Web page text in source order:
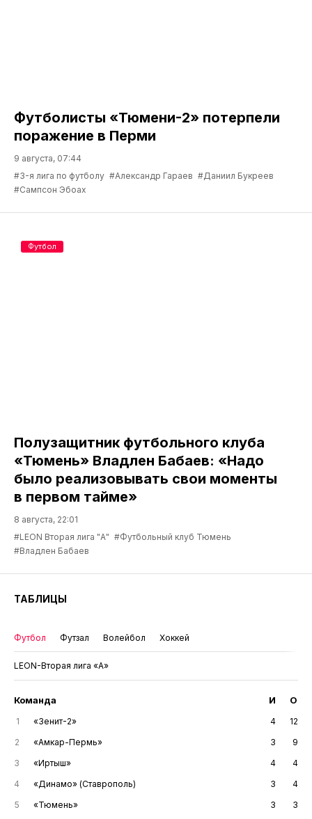
Футболисты «Тюмени-2» потерпели
поражение в Перми
9 августа, 07:44
#3-я лига по футболу #Александр Гараев #Даниил Букреев
#Сампсон Эбоах
Полузащитник футбольного клуба
«Тюмень» Владлен Бабаев: «Надо
было реализовывать свои моменты
в первом тайме»
8 августа, 22:01
#LEON Вторая лига "А" #Футбольный клуб Тюмень
#Владлен Бабаев
Футбол
ТАБЛИЦЫ
Футбол Футзал Волейбол Хоккей
LEON-Вторая лига «А»
Команда И О
1 «Зенит-2» 4
12
2
«Амкар-Пермь» 3
9
3
«Иртыш» 4
4
4
«Динамо» (Ставрополь) 3
4
5
«Тюмень» 3
3